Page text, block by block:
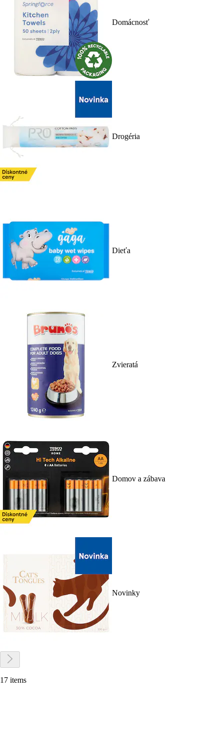
Domácnosť
Drogéria
Dieťa
Zvieratá
Domov a zábava
Novinky
17 items